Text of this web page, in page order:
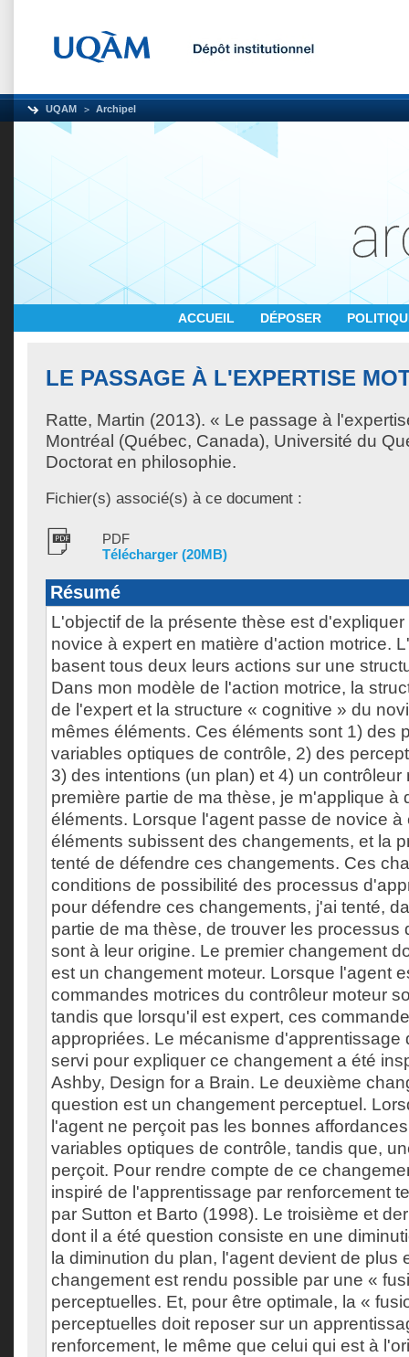
UQAM Archipel
ACCUEIL DÉPOSER
LE PASSAGE À L'EXPERTISE
Ratte, Martin (2013). « Le passage à
Montréal (Québec, Canada), Université du
Doctorat en philosophie.
Fichier(s) associé(s) à ce document :
PDF
Télécharger (20MB)
Résumé
L'objectif de la présente thèse est
novice à expert en matière d'action motrice.
basent tous deux leurs actions sur une
Dans mon modèle de l'action motrice, la
de l'expert et la structure « cognitive » du
mêmes éléments. Ces éléments sont 1) des
variables optiques de contrôle, 2) des
3) des intentions (un plan) et 4) un contrôleur
première partie de ma thèse, je m'applique à
éléments. Lorsque l'agent passe de novice à
éléments subissent des changements, et la
tenté de défendre ces changements. Ces
conditions de possibilité des processus
pour défendre ces changements, j'ai tenté,
partie de ma thèse, de trouver les processus
sont à leur origine. Le premier changement
est un changement moteur. Lorsque l'agent
commandes motrices du contrôleur moteur
tandis que lorsqu'il est expert, ces
appropriées. Le mécanisme d'apprentissage
servi pour expliquer ce changement a été
Ashby, Design for a Brain. Le deuxième
question est un changement perceptuel.
l'agent ne perçoit pas les bonnes
variables optiques de contrôle, tandis que,
perçoit. Pour rendre compte de ce
inspiré de l'apprentissage par renforcement
par Sutton et Barto (1998). Le troisième et
dont il a été question consiste en une
la diminution du plan, l'agent devient de plus
changement est rendu possible par une «
perceptuelles. Et, pour être optimale, la «
perceptuelles doit reposer sur un
renforcement, le même que celui qui est à